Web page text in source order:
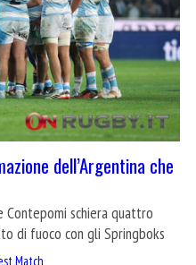
dell’Argentina che
Contepomi schiera quattro
di fuoco con gli Springboks
Match